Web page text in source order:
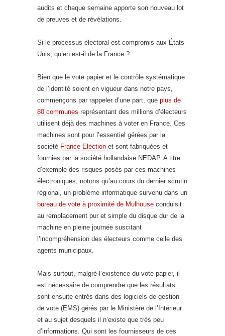
audits et chaque semaine apporte son nouveau lot
de preuves et de révélations.
Si le processus électoral est compromis aux États-
Unis, qu’en est-il de la France ?
Bien que le vote papier et le contrôle systématique
de l’identité soient en vigueur dans notre pays,
commençons par rappeler d’une part, que plus de
80 communes représentant des millions d’électeurs
utilisent déjà des machines à voter en France. Ces
machines sont pour l’essentiel gérées par la
société France Election et sont fabriquées et
fournies par la société hollandaise NEDAP. A titre
d’exemple des risques posés par ces machines
électroniques, notons qu’au cours du dernier scrutin
régional, un problème informatique survenu dans un
bureau de vote à proximité de Mulhouse conduisit
au remplacement pur et simple du disque dur de la
machine en pleine journée suscitant
l’incompréhension des électeurs comme celle des
agents municipaux.
Mais surtout, malgré l’existence du vote papier, il
est nécessaire de comprendre que les résultats
sont ensuite entrés dans des logiciels de gestion
de vote (EMS) gérés par le Ministère de l’Intérieur
et au sujet desquels il n’existe que très peu
d’informations. Qui sont les fournisseurs de ces